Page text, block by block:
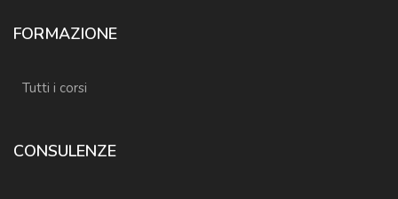
FORMAZIONE
Tutti i corsi
CONSULENZE